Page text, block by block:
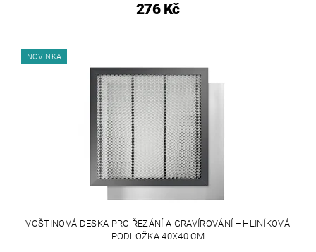
276 Kč
NOVINKA
VOŠTINOVÁ DESKA PRO ŘEZÁNÍ A GRAVÍROVÁNÍ + HLINÍKOVÁ
PODLOŽKA 40X40 CM